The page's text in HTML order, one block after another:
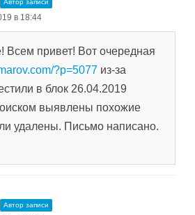
Автор записи
в 18:44
Всем привет! Вот очередная
?p=5077 из-за
в блок 26.04.2019
выявлены похожие
удалены. Письмо написано.
Автор записи